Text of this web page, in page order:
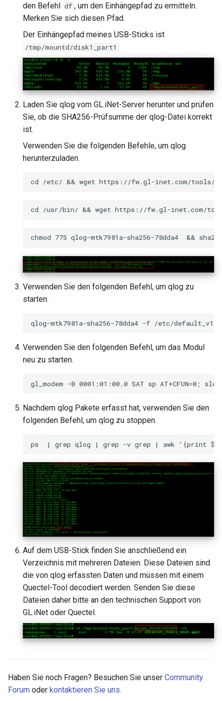
den Befehl df , um den Einhängepfad zu ermitteln.
Merken Sie sich diesen Pfad.
Der Einhängepfad meines USB-Sticks ist
/tmp/mountd/disk1_part1
Laden Sie qlog vom GL.iNet-Server herunter und prüfen
Sie, ob die SHA256-Prüfsumme der qlog-Datei korrekt
ist.
Verwenden Sie die folgenden Befehle, um qlog
herunterzuladen.
Verwenden Sie den folgenden Befehl, um qlog zu
starten.
Verwenden Sie den folgenden Befehl, um das Modul
neu zu starten.
Nachdem qlog Pakete erfasst hat, verwenden Sie den
folgenden Befehl, um qlog zu stoppen.
Auf dem USB-Stick finden Sie anschließend ein
Verzeichnis mit mehreren Dateien. Diese Dateien sind
die von qlog erfassten Daten und müssen mit einem
Quectel-Tool decodiert werden. Senden Sie diese
Dateien daher bitte an den technischen Support von
GL.iNet oder Quectel.
Haben Sie noch Fragen? Besuchen Sie unser Community
Forum oder kontaktieren Sie uns.